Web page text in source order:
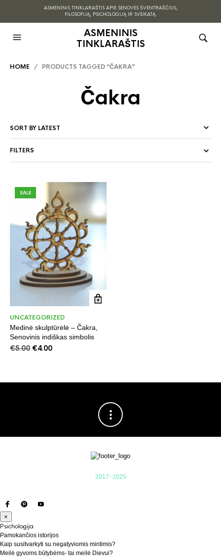
ASMENINIS TINKLARAŠTIS APIE SENOVĖS ŠVENTRAŠČIUS,
FILOSOFIJĄ, PSICHOLOGIJĄ IR SVEIKATĄ.
ASMENINIS
TINKLARAŠTIS
HOME / PRODUCTS TAGGED “ČAKRA”
Čakra
FILTERS
SALE
UNCATEGORIZED
Medinė skulptūrėlė – Čakra,
Senovinis indiškas simbolis
€5.00 Original
€4.00Current
2017- 2025
×
Psichologija
Pamokančios istorijos
Kaip susitvarkyti su negatyviomis mintimis?
Meilė gyvoms būtybėms- tai meilė Dievui?